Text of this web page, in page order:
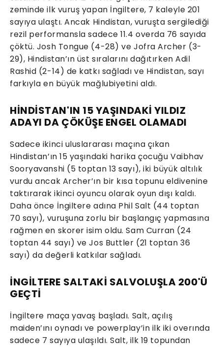
zeminde ilk vuruş yapan İngiltere, 7 kaleyle 201
sayıya ulaştı. Ancak Hindistan, vuruşta sergilediği
rezil performansla sadece 11.4 overda 76 sayıda
çöktü. Josh Tongue (4-28) ve Jofra Archer (3-
29), Hindistan’ın üst sıralarını dağıtırken Adil
Rashid (2-14) de katkı sağladı ve Hindistan, sayı
farkıyla en büyük mağlubiyetini aldı.
HİNDİSTAN'IN 15 YAŞINDAKİ YILDIZ
ADAYI DA ÇÖKÜŞE ENGEL OLAMADI
Sadece ikinci uluslararası maçına çıkan
Hindistan’ın 15 yaşındaki harika çocuğu Vaibhav
Sooryavanshi (5 toptan 13 sayı), iki büyük altılık
vurdu ancak Archer’ın bir kısa topunu eldivenine
taktırarak ikinci oyuncu olarak oyun dışı kaldı.
Daha önce İngiltere adına Phil Salt (44 toptan
70 sayı), vuruşuna zorlu bir başlangıç yapmasına
rağmen en skorer isim oldu. Sam Curran (24
toptan 44 sayı) ve Jos Buttler (21 toptan 36
sayı) da değerli katkılar sağladı.
İNGİLTERE SALTAKİ SALVOLUŞLA 200'Ü
GEÇTİ
İngiltere maça yavaş başladı. Salt, açılış
maiden’ını oynadı ve powerplay’in ilk iki overında
sadece 7 sayıya ulaşıldı. Salt, ilk 19 topundan